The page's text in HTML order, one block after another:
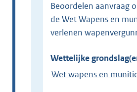
Beoordelen aanvraag ontheffing op
de Wet Wapens en
verlenen
Wettelijke
Wet wapens en